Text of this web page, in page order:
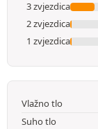
3 zvjezdica
2 zvjezdica
1 zvjezdica
Vlažno tlo
Suho tlo